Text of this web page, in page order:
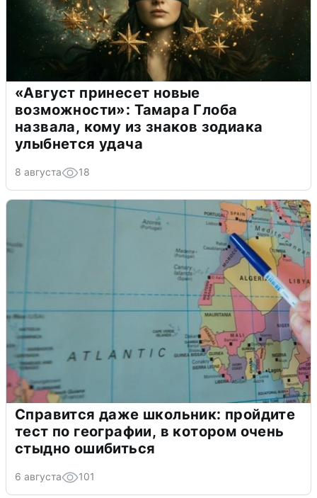
«Август принесет новые
возможности»: Тамара Глоба
назвала, кому из знаков зодиака
улыбнется удача
8 августа 18
Справится даже школьник: пройдите
тест по географии, в котором очень
стыдно ошибиться
6 августа 101